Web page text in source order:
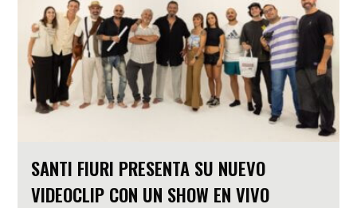
SANTI FIURI PRESENTA SU NUEVO
VIDEOCLIP CON UN SHOW EN VIVO